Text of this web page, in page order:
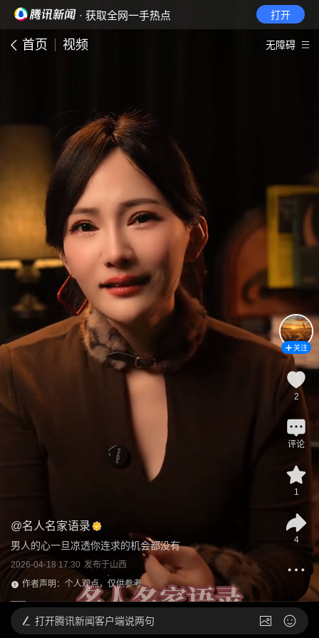
· 获取全网一手热点 打开
首页 视频 无障碍
@名人名家语录
男人的心一旦凉透你连求的机会都没有
2026-04-18 17:30 发布于山西
作者声明：个人观点，仅供参考
关注
2
评论
1
4
打开腾讯新闻客户端说两句